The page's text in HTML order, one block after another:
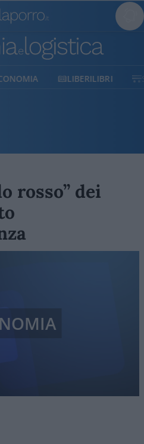
SHOP SOSTIENICI
rosso” dei